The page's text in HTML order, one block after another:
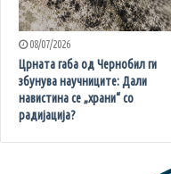
08/07/2026
Црната габа од Чернобил ги
збунува научниците: Дали
навистина се „храни“ со
радијација?